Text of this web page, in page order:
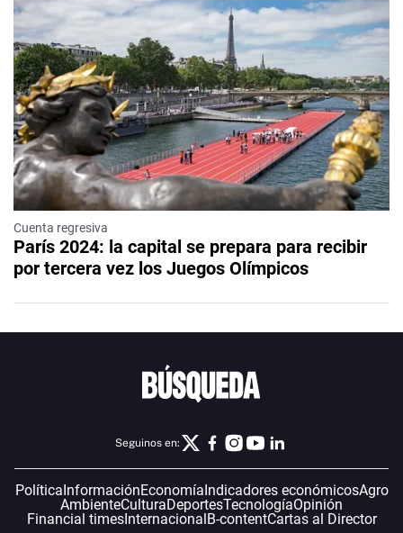
Cuenta regresiva
París 2024: la capital se prepara para recibir
por tercera vez los Juegos Olímpicos
Seguinos en:
PolíticaInformaciónEconomíaIndicadores económicosAgro
AmbienteCulturaDeportesTecnologíaOpinión
Financial timesInternacionalB-contentCartas al Director